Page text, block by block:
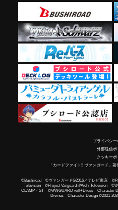
プライバシー
外部送信ポ
クッキーポ
「カードファイト!! ヴァンガード」
©Bushiroad ©ヴァンガードG2016／テレビ東京
Television ©Project Vanguard if/Aichi Television
CLAMP・ST ©VANGUARD will+Dress Character
Divinez Character Design ©2021-